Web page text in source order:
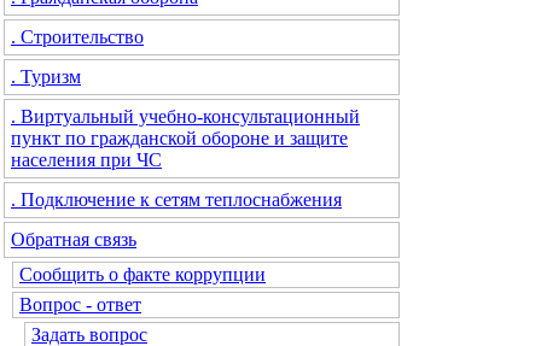
. Строительство
. Туризм
. Виртуальный учебно-консультационный
пункт по гражданской обороне и защите
населения при ЧС
. Подключение к сетям теплоснабжения
Обратная связь
Сообщить о факте коррупции
Вопрос - ответ
Задать вопрос